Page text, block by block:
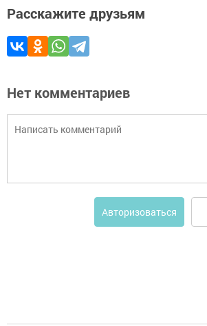
Расскажите друзьям
Нет комментариев
Авторизоваться